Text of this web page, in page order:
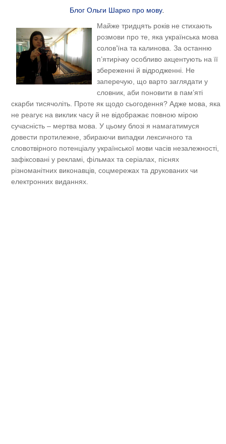
Блог Ольги Шарко про мову.
Майже тридцять років не стихають
розмови про те, яка українська мова
солов’їна та калинова. За останню
п’ятирічку особливо акцентують на її
збереженні й відродженні. Не
заперечую, що варто заглядати у
словник, аби поновити в пам’яті
скарби тисячоліть. Проте як щодо сьогодення? Адже мова, яка
не реагує на виклик часу й не відображає повною мірою
сучасність – мертва мова. У цьому блозі я намагатимуся
довести протилежне, збираючи випадки лексичного та
словотвірного потенціалу української мови часів незалежності,
зафіксовані у рекламі, фільмах та серіалах, піснях
різноманітних виконавців, соцмережах та друкованих чи
електронних виданнях.